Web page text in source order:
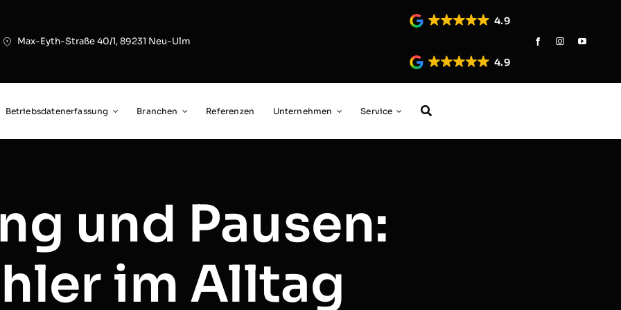
Max-Eyth-Straße 40/1, 89231 Neu-Ulm
4.9
4.9
Betriebsdatenerfassung Branchen Referenzen Unternehmen Service
und Pausen:
im Alltag